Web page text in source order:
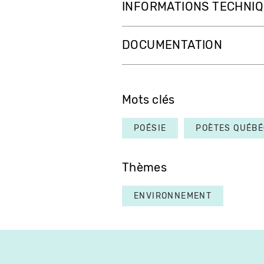
INFORMATIONS
DOCUMENTATION
Mots clés
POÉSIE POÈTES
Thèmes
ENVIRONNEMENT